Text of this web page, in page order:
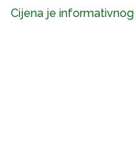
Cijena je informativnog